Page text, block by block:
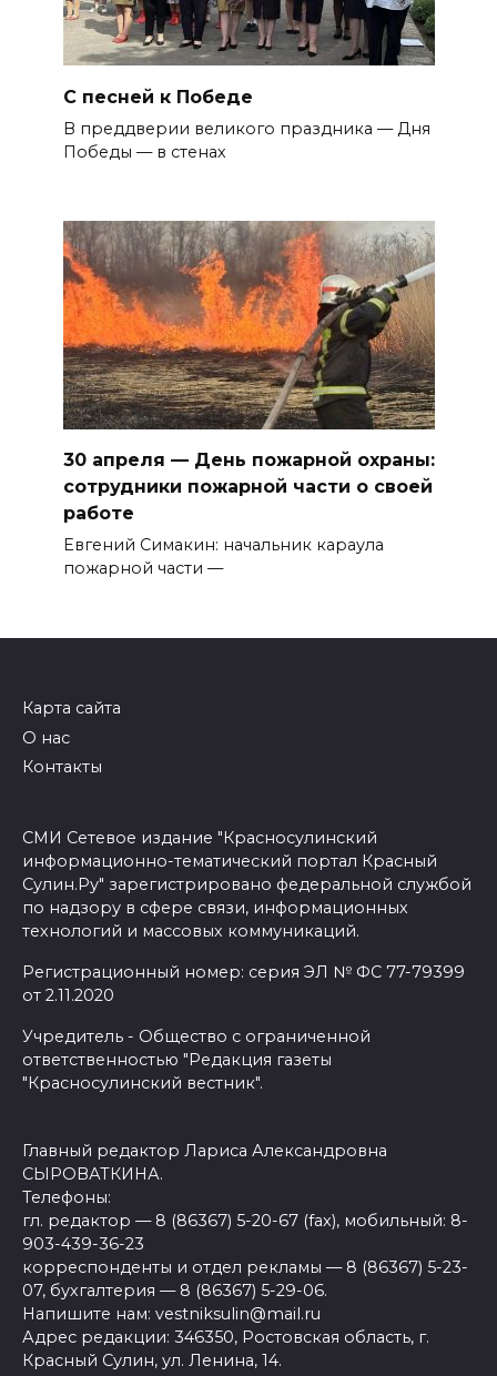
С песней к Победе
В преддверии великого праздника — Дня
Победы — в стенах
30 апреля — День пожарной охраны:
сотрудники пожарной части о своей
работе
Евгений Симакин: начальник караула
пожарной части —
Карта сайта
О нас
Контакты
СМИ Сетевое издание "Красносулинский
информационно-тематический портал Красный
Сулин.Ру" зарегистрировано федеральной службой
по надзору в сфере связи, информационных
технологий и массовых коммуникаций.
Регистрационный номер: серия ЭЛ № ФС 77-79399
от 2.11.2020
Учредитель - Общество с ограниченной
ответственностью "Редакция газеты
"Красносулинский вестник".
Главный редактор Лариса Александровна
СЫРОВАТКИНА.
Телефоны:
гл. редактор — 8 (86367) 5-20-67 (fax), мобильный: 8-
903-439-36-23
корреспонденты и отдел рекламы — 8 (86367) 5-23-
07, бухгалтерия — 8 (86367) 5-29-06.
Напишите нам: vestniksulin@mail.ru
Адрес редакции: 346350, Ростовская область, г.
Красный Сулин, ул. Ленина, 14.